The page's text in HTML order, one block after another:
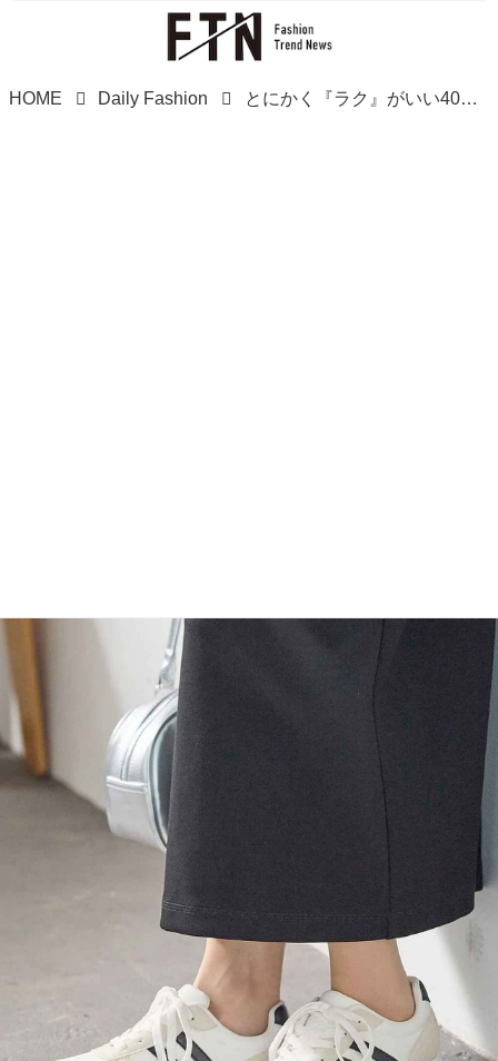
HOME Daily Fashion とにかく『ラク』がいい40・50代に！【ハニーズ】ALL2,000円台♡「快適シューズ」